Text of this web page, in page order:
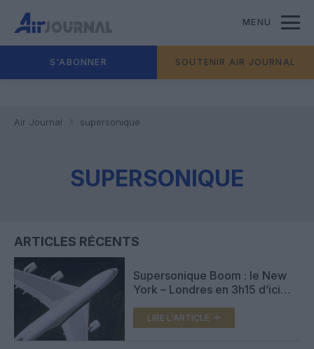
MENU
S'ABONNER SOUTENIR AIR JOURNAL
Air Journal supersonique
SUPERSONIQUE
ARTICLES RÉCENTS
Supersonique Boom : le New
York – Londres en 3h15 d’ici
LIRE L'ARTICLE